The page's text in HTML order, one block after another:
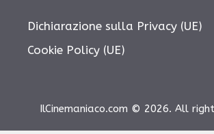
Dichiarazione sulla Privacy (UE)
Cookie Policy (UE)
IlCinemaniaco.com © 2026. All